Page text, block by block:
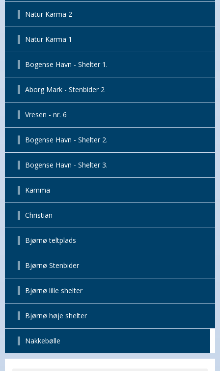
Natur Karma 2
Natur Karma 1
Bogense Havn - Shelter 1.
Aborg Mark - Stenbider 2
Vresen - nr. 6
Bogense Havn - Shelter 2.
Bogense Havn - Shelter 3.
Kamma
Christian
Bjørnø teltplads
Bjørnø Stenbider
Bjørnø lille shelter
Bjørnø høje shelter
Nakkebølle